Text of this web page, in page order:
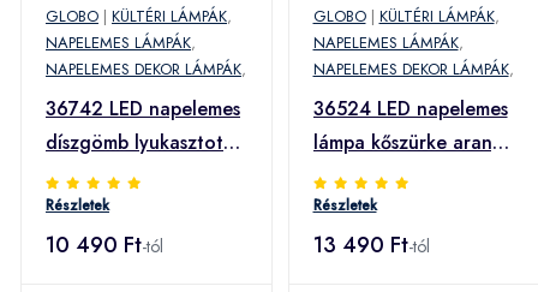
GLOBO | KÜLTÉRI LÁMPÁK,
NAPELEMES LÁMPÁK,
NAPELEMES DEKOR LÁMPÁK,
36742 LED napelemes
díszgömb lyukasztott,
ezüst
Részletek
10 490 Ft-tól
GLOBO| KÜLTÉRI LÁMPÁK,
NAPELEMES LÁMPÁK,
NAPELEMES DEKOR LÁMPÁK,
36524 LED napelemes
lámpa kőszürke arany,
csillag
Részletek
13 490 Ft-tól